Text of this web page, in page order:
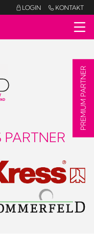
LOGIN  KONTAKT
PARTNER
PREMIUM PARTNER